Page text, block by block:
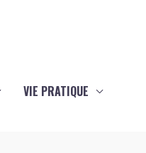
VIE PRATIQUE